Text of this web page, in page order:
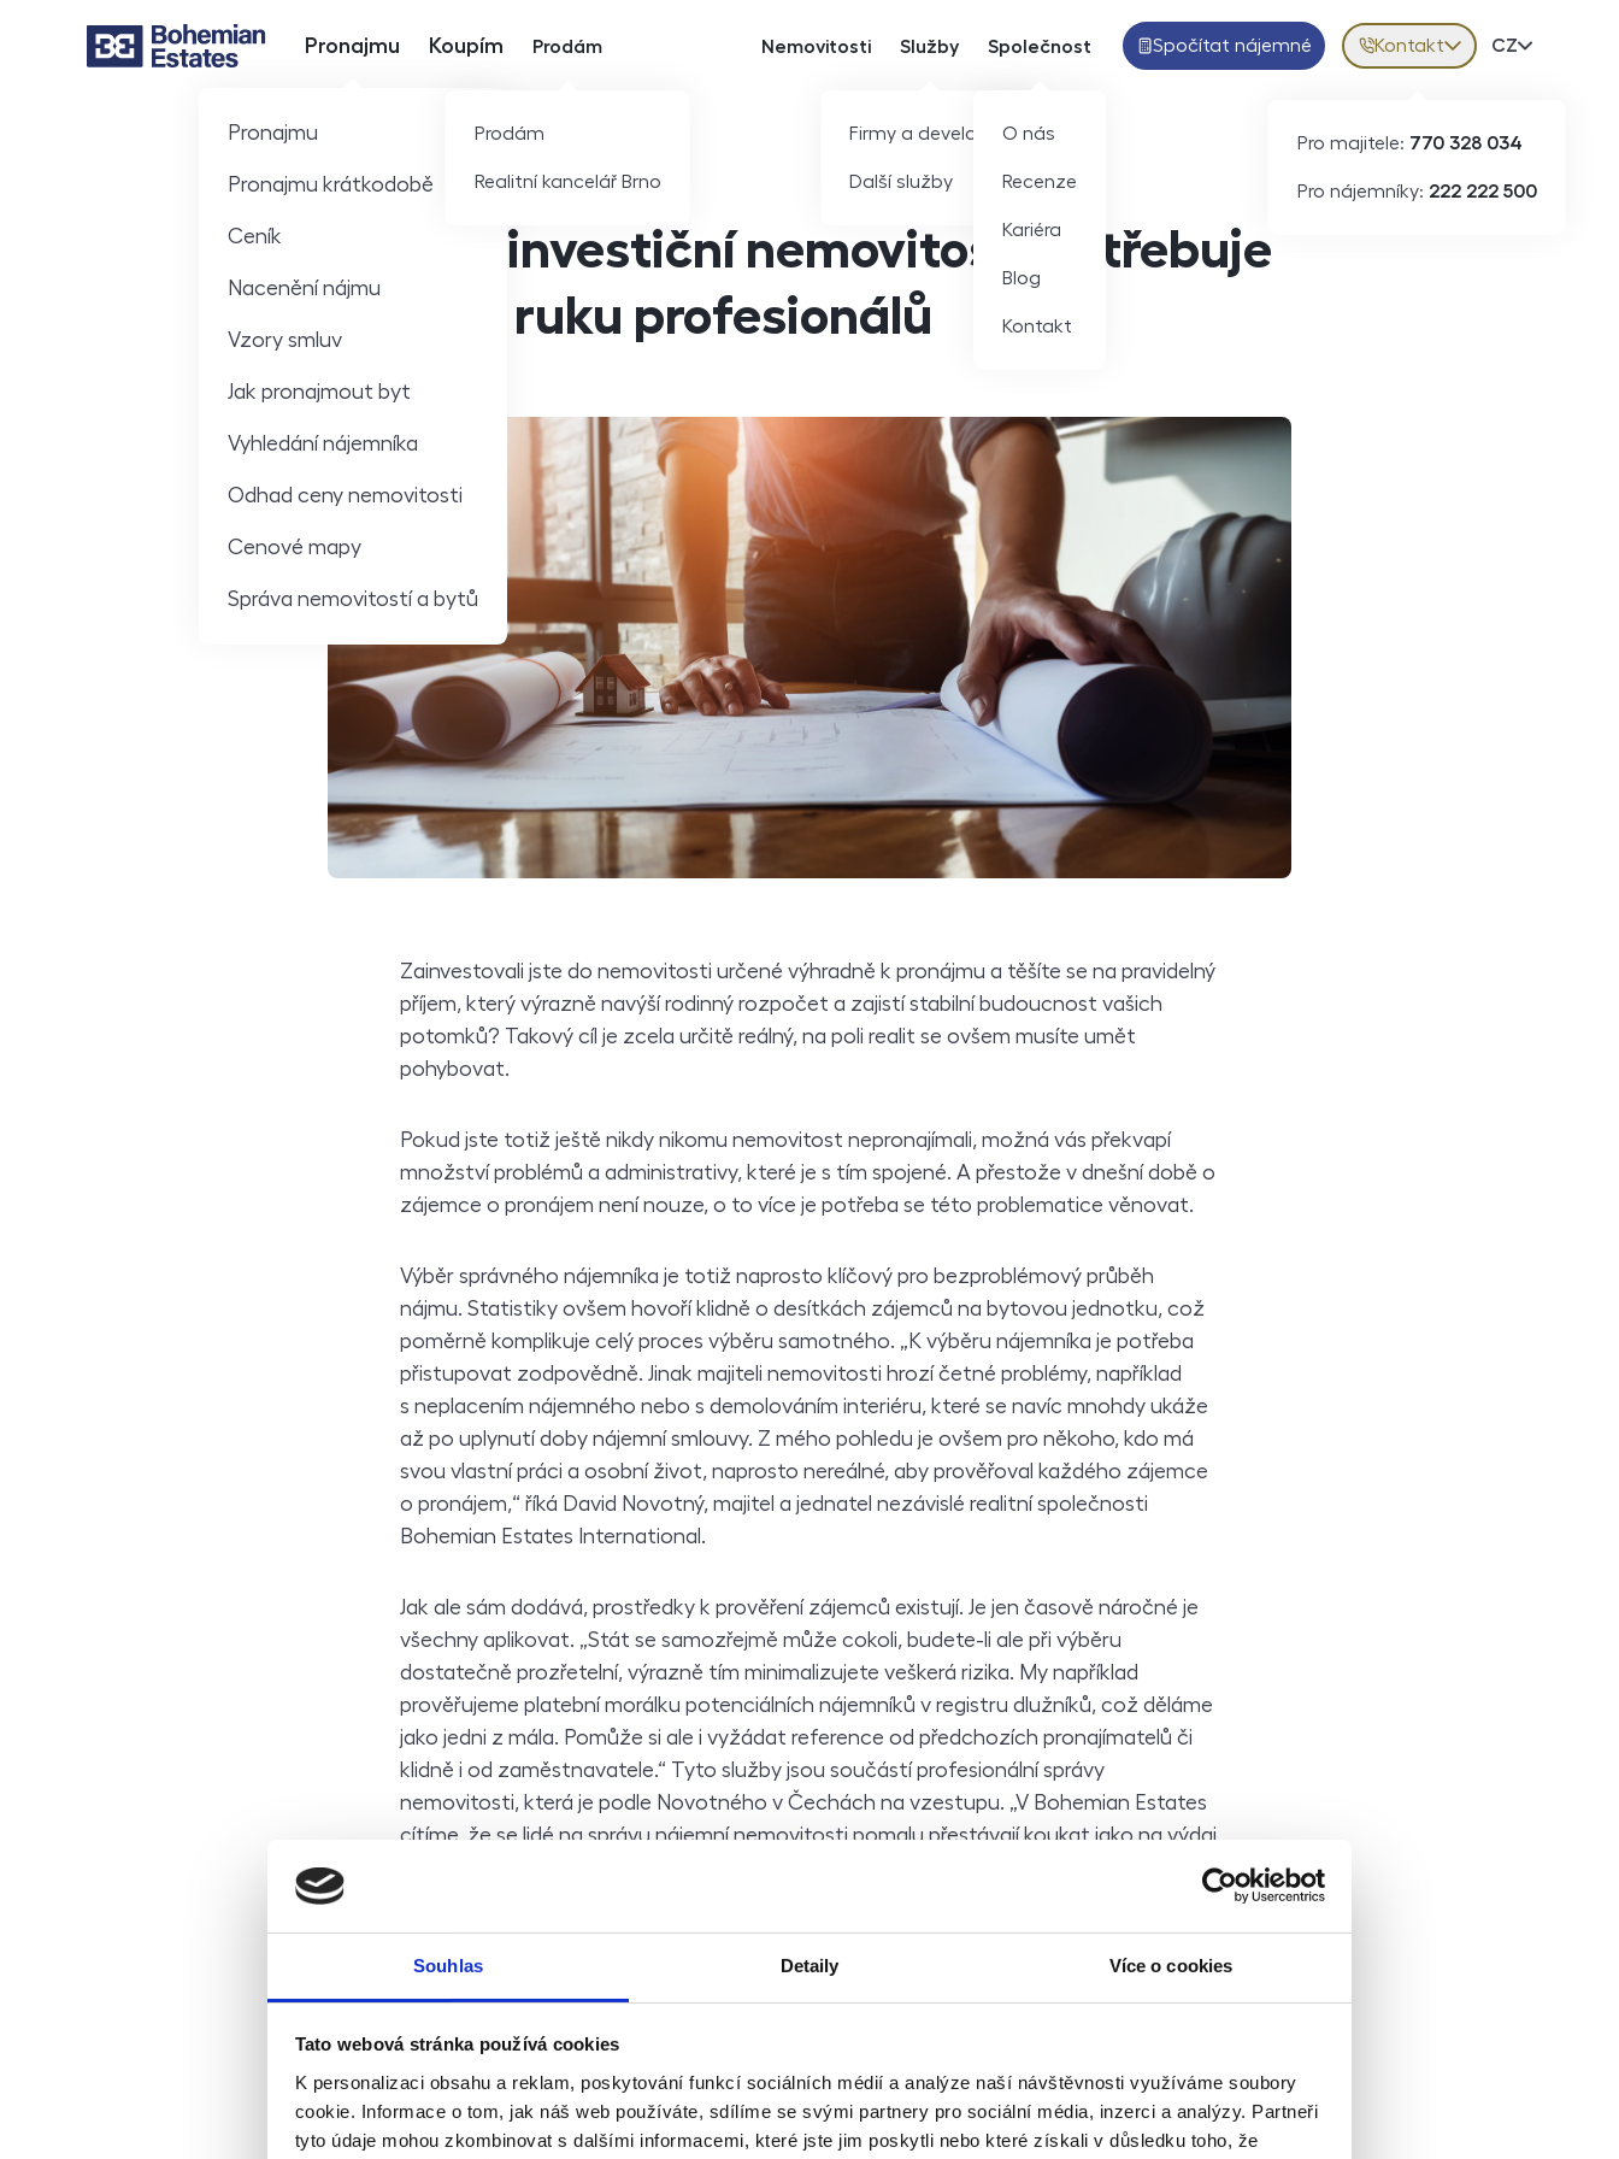
Souhlas Detaily Více o cookies
Tato webová stránka používá cookies
K personalizaci obsahu a reklam, poskytování funkcí sociálních médií a analýze naší návštěvnosti využíváme soubory
cookie. Informace o tom, jak náš web používáte, sdílíme se svými partnery pro sociální média, inzerci a analýzy. Partneři
tyto údaje mohou zkombinovat s dalšími informacemi, které jste jim poskytli nebo které získali v důsledku toho, že
Hlavní nabídka
Pronajmu
Pronajmu
Pronajmu krátkodobě
Ceník
Nacenění nájmu
Vzory smluv
Jak pronajmout byt
Vyhledání nájemníka
Odhad ceny nemovitosti
Cenové mapy
Správa nemovitostí a bytů
Koupím Prodám
Prodám
Realitní kancelář Brno
Nemovitosti Služby
Firmy a developeři
Další služby
Společnost
O nás
Recenze
Kariéra
Blog
Kontakt
Spočítat nájemné Kontakt
Pro majitele: 770 328 034
Pro nájemníky: 222 222 500
Volba
CZ
Správa investiční nemovitosti potřebuje
pevnou ruku profesionálů
Zainvestovali jste do nemovitosti určené výhradně k pronájmu a těšíte se na pravidelný
příjem, který výrazně navýší rodinný rozpočet a zajistí stabilní budoucnost vašich
potomků? Takový cíl je zcela určitě reálný, na poli realit se ovšem musíte umět
pohybovat.
Pokud jste totiž ještě nikdy nikomu nemovitost nepronajímali, možná vás překvapí
množství problémů a administrativy, které je s tím spojené. A přestože v dnešní době o
zájemce o pronájem není nouze, o to více je potřeba se této problematice věnovat.
Výběr správného nájemníka je totiž naprosto klíčový pro bezproblémový průběh
nájmu. Statistiky ovšem hovoří klidně o desítkách zájemců na bytovou jednotku, což
poměrně komplikuje celý proces výběru samotného. „K výběru nájemníka je potřeba
přistupovat zodpovědně. Jinak majiteli nemovitosti hrozí četné problémy, například
s neplacením nájemného nebo s demolováním interiéru, které se navíc mnohdy ukáže
až po uplynutí doby nájemní smlouvy. Z mého pohledu je ovšem pro někoho, kdo má
svou vlastní práci a osobní život, naprosto nereálné, aby prověřoval každého zájemce
o pronájem,“ říká David Novotný, majitel a jednatel nezávislé realitní společnosti
Bohemian Estates International.
Jak ale sám dodává, prostředky k prověření zájemců existují. Je jen časově náročné je
všechny aplikovat. „Stát se samozřejmě může cokoli, budete-li ale při výběru
dostatečně prozřetelní, výrazně tím minimalizujete veškerá rizika. My například
prověřujeme platební morálku potenciálních nájemníků v registru dlužníků, což děláme
jako jedni z mála. Pomůže si ale i vyžádat reference od předchozích pronajímatelů či
klidně i od zaměstnavatele.“ Tyto služby jsou součástí profesionální správy
nemovitosti, která je podle Novotného v Čechách na vzestupu. „V Bohemian Estates
cítíme, že se lidé na správu nájemní nemovitosti pomalu přestávají koukat jako na výdaj
Díky profesionální správě nemovitosti je totiž pronajímatel oproštěn od problémů, se
kterými se vlastníci nájemních nemovitostí běžně setkávají. Nemusí řešit vybírání
nájemného, zasílání upomínek, hledání nájemníků a dokonce ani pravidelnou údržbu.
„Inkasovat nájemné je prima, dokud se něco nerozbije, dokud nájemníci nedají
služby a za energie. Počítat je také třeba se schůzemi SVJ, s podáním daňového
přiznání, s pojištěním, atd. V těchto chvílích má vlastník spoustu práce, která ho